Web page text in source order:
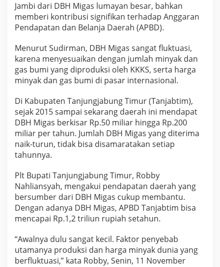
Jambi dari DBH Migas lumayan besar, bahkan
memberi kontribusi signifikan terhadap Anggaran
Pendapatan dan Belanja Daerah (APBD).
Menurut Sudirman, DBH Migas sangat fluktuasi,
karena menyesuaikan dengan jumlah minyak dan
gas bumi yang diproduksi oleh KKKS, serta harga
minyak dan gas bumi di pasar internasional.
Di Kabupaten Tanjungjabung Timur (Tanjabtim),
sejak 2015 sampai sekarang daerah ini mendapat
DBH Migas berkisar Rp.50 miliar hingga Rp.200
miliar per tahun. Jumlah DBH Migas yang diterima
naik-turun, tidak bisa disamaratakan setiap
tahunnya.
Plt Bupati Tanjungjabung Timur, Robby
Nahliansyah, mengakui pendapatan daerah yang
bersumber dari DBH Migas cukup membantu.
Dengan adanya DBH Migas, APBD Tanjabtim bisa
mencapai Rp.1,2 triliun rupiah setahun.
“Awalnya dulu sangat kecil. Faktor penyebab
utamanya produksi dan harga minyak dunia yang
berfluktuasi,” kata Robby, Senin, 11 November